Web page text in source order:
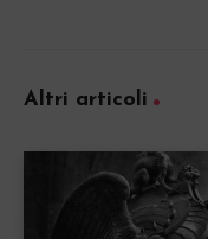
Altri articoli